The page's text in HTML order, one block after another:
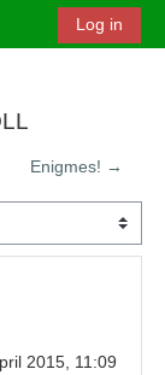
Log in
Enigmes! →
2015, 11:09